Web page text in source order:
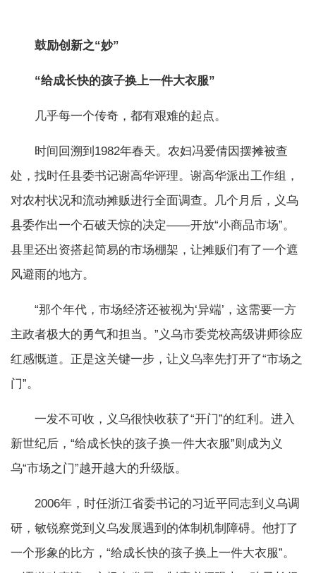
鼓励创新之“妙”
“给成长快的孩子换上一件大衣服”
几乎每一个传奇，都有艰难的起点。
时间回溯到1982年春天。农妇冯爱倩因摆摊被查
处，找时任县委书记谢高华评理。谢高华派出工作组，
对农村状况和流动摊贩进行全面调查。几个月后，义乌
县委作出一个石破天惊的决定——开放“小商品市场”。
县里还出资搭起简易的市场棚架，让摊贩们有了一个遮
风避雨的地方。
“那个年代，市场经济还被视为‘异端’，这需要一方
主政者极大的勇气和担当。”义乌市委党校高级讲师徐应
红感慨道。正是这关键一步，让义乌率先打开了“市场之
门”。
一发不可收，义乌很快收获了“开门”的红利。进入
新世纪后，“给成长快的孩子换一件大衣服”则成为义
乌“市场之门”越开越大的升级版。
2006年，时任浙江省委书记的习近平同志到义乌调
研，敏锐察觉到义乌发展遇到的体制机制障碍。他打了
一个形象的比方，“给成长快的孩子换上一件大衣服”。